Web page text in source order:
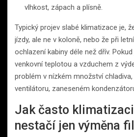
vlhkost, zápach a plísně.
Typický projev slabé klimatizace je,
jízdy, ale ne v koloně, nebo že při
ochlazení kabiny déle než dřív.
venkovní teplotou a vzduchem z
problém v nízkém množství
ventilátoru, zaneseném
Jak často
nestačí jen výměna